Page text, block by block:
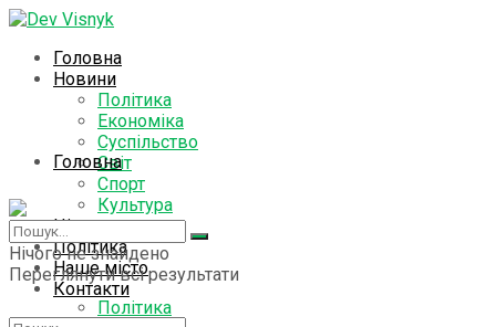
Головна
Новини
Політика
Економіка
Суспільство
Світ
Спорт
Культура
Цікаво знати
Політика
Наше місто
Контакти
Головна
Новини
Політика
Нічого не знайдено
Переглянути всі результати